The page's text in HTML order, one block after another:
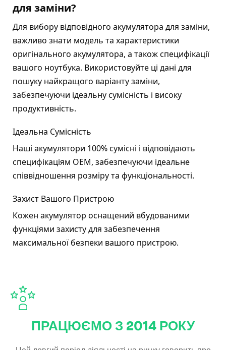
для заміни?
Для вибору відповідного акумулятора для заміни,
важливо знати модель та характеристики
оригінального акумулятора, а також специфікації
вашого ноутбука. Використовуйте ці дані для
пошуку найкращого варіанту заміни,
забезпечуючи ідеальну сумісність і високу
продуктивність.
Ідеальна Сумісність
Наші акумулятори 100% сумісні і відповідають
специфікаціям OEM, забезпечуючи ідеальне
співвідношення розміру та функціональності.
Захист Вашого Пристрою
Кожен акумулятор оснащений вбудованими
функціями захисту для забезпечення
максимальної безпеки вашого пристрою.
ПРАЦЮЄМО З 2014 РОКУ